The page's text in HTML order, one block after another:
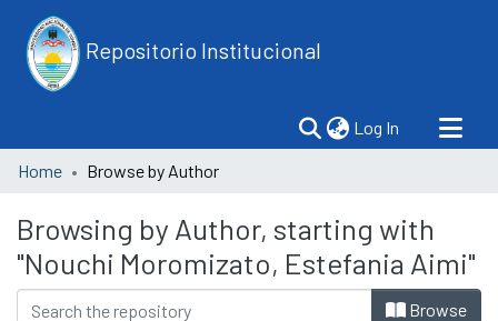
Repositorio Institucional
Log In (current)
Home Browse by Author
Browsing by Author, starting with
"Nouchi Moromizato, Estefania Aimi"
Browse